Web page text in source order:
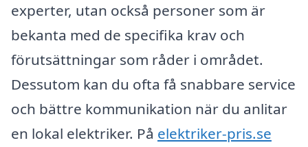
experter, utan också personer som är
bekanta med de specifika krav och
förutsättningar som råder i området.
Dessutom kan du ofta få snabbare service
och bättre kommunikation när du anlitar
en lokal elektriker. På elektriker-pris.se